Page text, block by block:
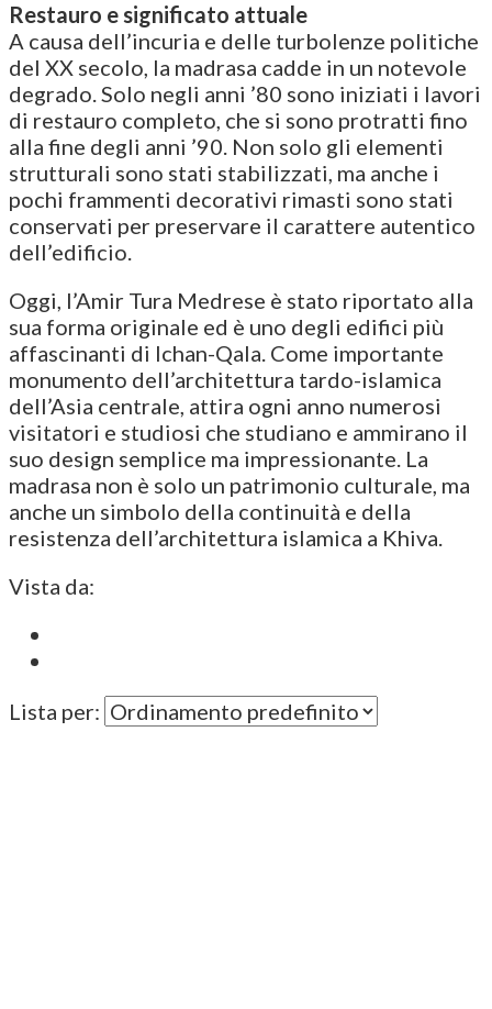
Restauro e significato attuale
A causa dell’incuria e delle turbolenze politiche
del XX secolo, la madrasa cadde in un notevole
degrado. Solo negli anni ’80 sono iniziati i lavori
di restauro completo, che si sono protratti fino
alla fine degli anni ’90. Non solo gli elementi
strutturali sono stati stabilizzati, ma anche i
pochi frammenti decorativi rimasti sono stati
conservati per preservare il carattere autentico
dell’edificio.
Oggi, l’Amir Tura Medrese è stato riportato alla
sua forma originale ed è uno degli edifici più
affascinanti di Ichan-Qala. Come importante
monumento dell’architettura tardo-islamica
dell’Asia centrale, attira ogni anno numerosi
visitatori e studiosi che studiano e ammirano il
suo design semplice ma impressionante. La
madrasa non è solo un patrimonio culturale, ma
anche un simbolo della continuità e della
resistenza dell’architettura islamica a Khiva.
Vista da:
Lista per: